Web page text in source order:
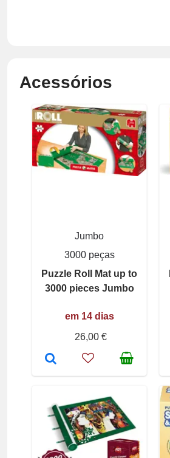
Acessórios
Jumbo
3000 peças
Puzzle Roll Mat up to
3000 pieces Jumbo
em 14 dias
26,00 €